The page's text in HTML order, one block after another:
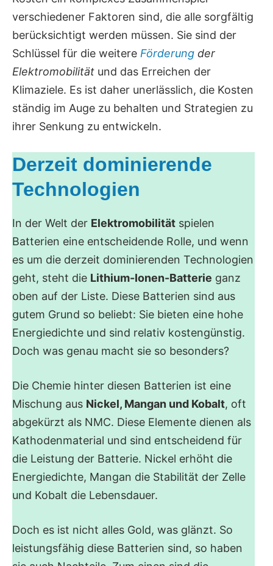
verschiedener Faktoren sind, die alle sorgfältig
berücksichtigt werden müssen. Sie sind der
Schlüssel für die weitere Förderung der
Elektromobilität und das Erreichen der
Klimaziele. Es ist daher unerlässlich, die Kosten
ständig im Auge zu behalten und Strategien zu
ihrer Senkung zu entwickeln.
Derzeit dominierende
Technologien
In der Welt der Elektromobilität spielen
Batterien eine entscheidende Rolle, und wenn
es um die derzeit dominierenden Technologien
geht, steht die Lithium-Ionen-Batterie ganz
oben auf der Liste. Diese Batterien sind aus
gutem Grund so beliebt: Sie bieten eine hohe
Energiedichte und sind relativ kostengünstig.
Doch was genau macht sie so besonders?
Die Chemie hinter diesen Batterien ist eine
Mischung aus Nickel, Mangan und Kobalt, oft
abgekürzt als NMC. Diese Elemente dienen als
Kathodenmaterial und sind entscheidend für
die Leistung der Batterie. Nickel erhöht die
Energiedichte, Mangan die Stabilität der Zelle
und Kobalt die Lebensdauer.
Doch es ist nicht alles Gold, was glänzt. So
leistungsfähig diese Batterien sind, so haben